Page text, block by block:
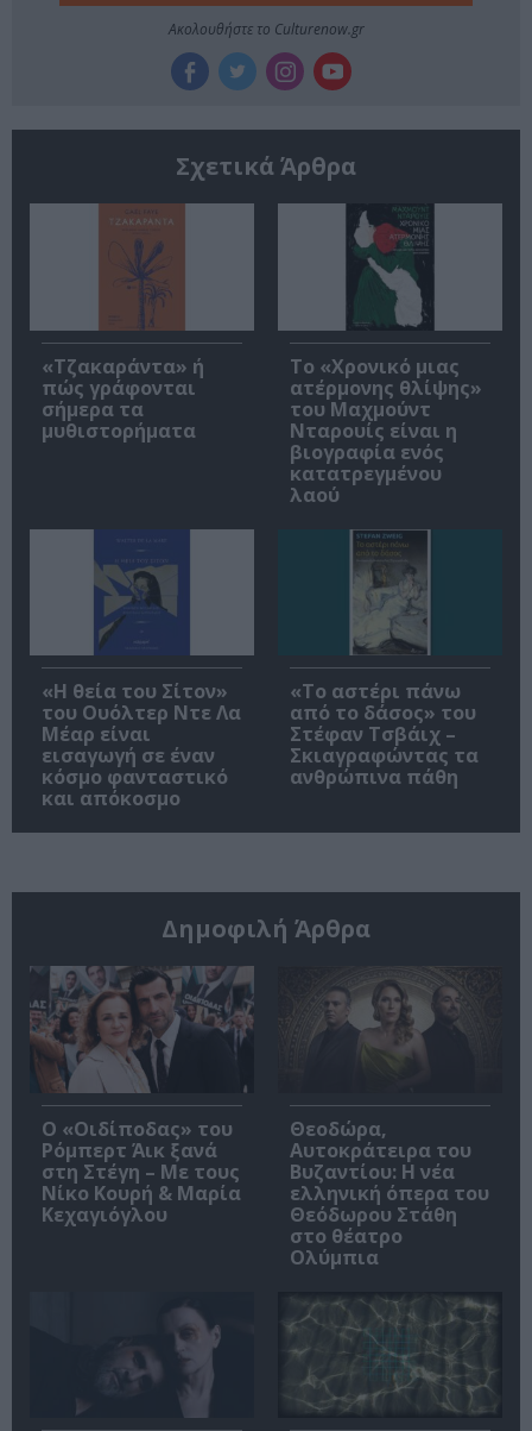
Ακολουθήστε το Culturenow.gr
Σχετικά Άρθρα
«Τζακαράντα» ή
πώς γράφονται
σήμερα τα
μυθιστορήματα
Το «Χρονικό μιας
ατέρμονης θλίψης»
του Μαχμούντ
Νταρουίς είναι η
βιογραφία ενός
κατατρεγμένου
λαού
«Η θεία του Σίτον»
του Ουόλτερ Ντε Λα
Μέαρ είναι
εισαγωγή σε έναν
κόσμο φανταστικό
και απόκοσμο
«Το αστέρι πάνω
από το δάσος» του
Στέφαν Τσβάιχ –
Σκιαγραφώντας τα
ανθρώπινα πάθη
Δημοφιλή Άρθρα
O «Οιδίποδας» του
Ρόμπερτ Άικ ξανά
στη Στέγη – Με τους
Νίκο Κουρή & Μαρία
Κεχαγιόγλου
Θεοδώρα,
Αυτοκράτειρα του
Βυζαντίου: Η νέα
ελληνική όπερα του
Θεόδωρου Στάθη
στο θέατρο
Ολύμπια